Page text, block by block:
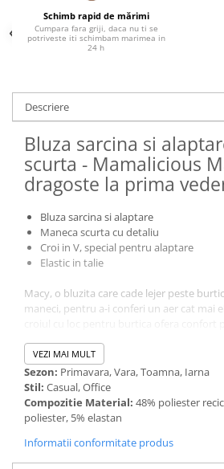
Schimb rapid de mărimi
Cumpara fara griji, daca nu ti se
potriveste iti schimbam marimea in
24 h
Descriere
Bluza sarcina si
scurta - Mamalicious
dragoste la prima
Bluza sarcina si alaptare
Maneca scurta cu detaliu
Croi in V, special pentru alaptare
Elastic in talie
Macy, o bluzita care cade lejer peste
maneci, pentru a-i conferi un aer cat mai
usureaza alaptarea. Combina bluzita
sau pantaloni scurti pentru tinuta ta de zi
VEZI MAI MULT
Sezon: Primavara, Vara, Toamna, Iarna
Stil: Casual, Office
Compozitie Material: 48% poliester
poliester, 5% elastan
Informatii conformitate produs